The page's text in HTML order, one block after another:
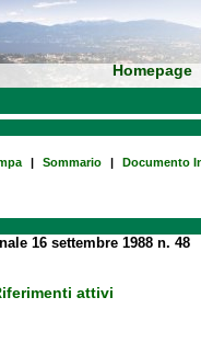
Homepage
| Sommario | Documento
16 settembre 1988 n. 48
attivi